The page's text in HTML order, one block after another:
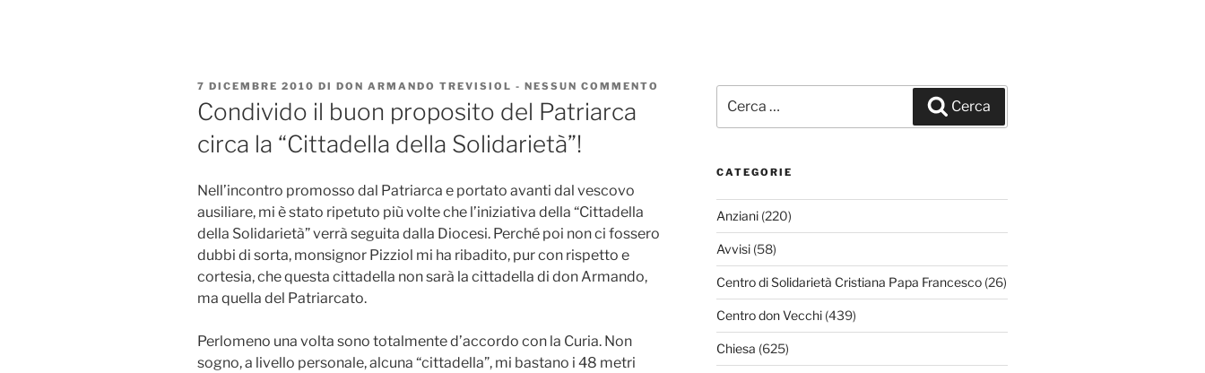
PUBBLICATO
IL
7 DICEMBRE 2010 DI DON ARMANDO TREVISIOL - NESSUN COMMENTO
CONDIVIDO
PATRIARCA
“CITTADELLA
SOLIDARIETÀ”!
Condivido il buon proposito del Patriarca
circa la “Cittadella della Solidarietà”!
Nell’incontro promosso dal Patriarca e portato avanti dal vescovo
ausiliare, mi è stato ripetuto più volte che l’iniziativa della “Cittadella
della Solidarietà” verrà seguita dalla Diocesi. Perché poi non ci fossero
dubbi di sorta, monsignor Pizziol mi ha ribadito, pur con rispetto e
cortesia, che questa cittadella non sarà la cittadella di don Armando,
ma quella del Patriarcato.
Perlomeno una volta sono totalmente d’accordo con la Curia. Non
sogno, a livello personale, alcuna “cittadella”, mi bastano i 48 metri
Cerca
CATEGORIE
Anziani(220)
Avvisi(58)
Centro di Solidarietà Cristiana Papa Francesco(26)
Centro don Vecchi(439)
Chiesa (625)